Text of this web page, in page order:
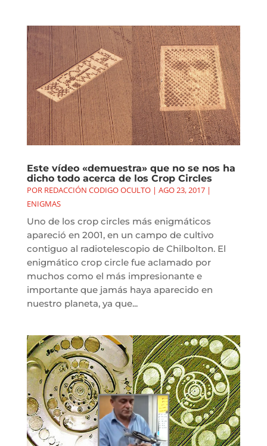
Este vídeo «demuestra» que no se nos ha
dicho todo acerca de los Crop Circles
POR REDACCIÓN CODIGO OCULTO| AGO 23, 2017|
ENIGMAS
Uno de los crop circles más enigmáticos
apareció en 2001, en un campo de cultivo
contiguo al radiotelescopio de Chilbolton. El
enigmático crop circle fue aclamado por
muchos como el más impresionante e
importante que jamás haya aparecido en
nuestro planeta, ya que...